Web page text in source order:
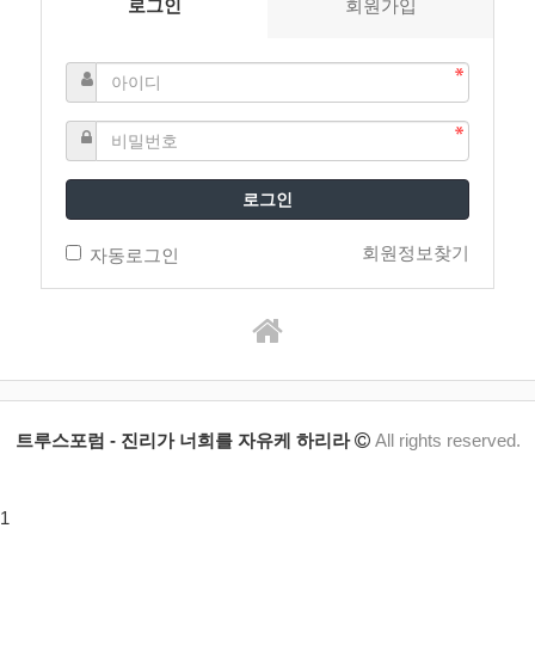
로그인 회원가입
로그인
자동로그인 회원정보찾기
트루스포럼 - 진리가 너희를 자유케 하리라 All rights reserved.
1